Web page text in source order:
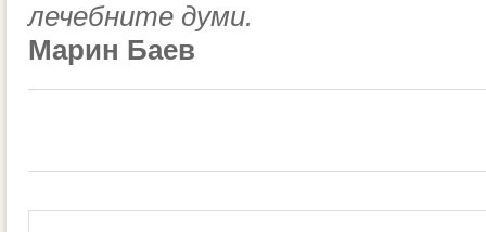
лечебните думи.
Марин Баев